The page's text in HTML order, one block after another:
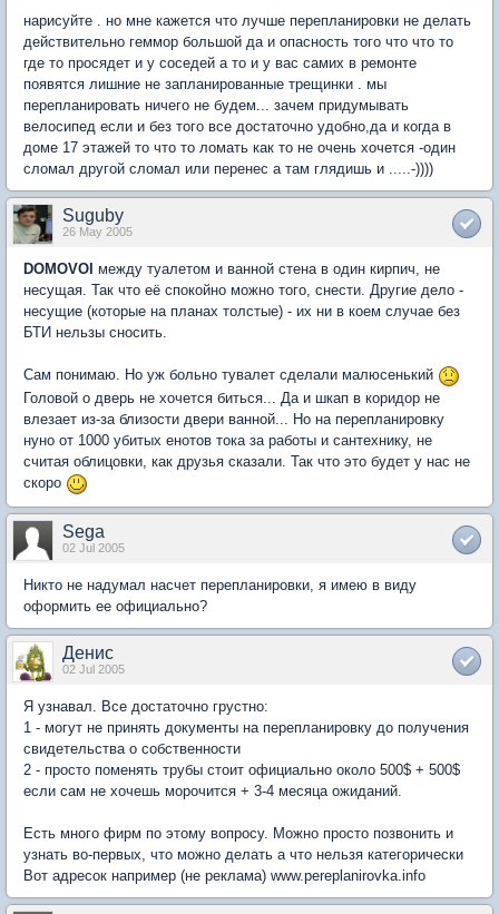
нарисуйте . но мне кажется что лучше перепланировки не делать
действительно геммор большой да и опасность того что что то
где то просядет и у соседей а то и у вас самих в ремонте
появятся лишние не запланированные трещинки . мы
перепланировать ничего не будем... зачем придумывать
велосипед если и без того все достаточно удобно,да и когда в
доме 17 этажей то что то ломать как то не очень хочется -один
сломал другой сломал или перенес а там глядишь и .....-))))
Suguby
26 May 2005
DOMOVOI между туалетом и ванной стена в один кирпич, не
несущая. Так что её спокойно можно того, снести. Другие дело -
несущие (которые на планах толстые) - их ни в коем случае без
БТИ нельзы сносить.
Сам понимаю. Но уж больно тувалет сделали малюсенький
Головой о дверь не хочется биться... Да и шкап в коридор не
влезает из-за близости двери ванной... Но на перепланировку
нуно от 1000 убитых енотов тока за работы и сантехнику, не
считая облицовки, как друзья сказали. Так что это будет у нас не
скоро
Sega
02 Jul 2005
Никто не надумал насчет перепланировки, я имею в виду
оформить ее официально?
Денис
02 Jul 2005
Я узнавал. Все достаточно грустно:
1 - могут не принять документы на перепланировку до получения
свидетельства о собственности
2 - просто поменять трубы стоит официально около 500$ + 500$
если сам не хочешь морочится + 3-4 месяца ожиданий.
Есть много фирм по этому вопросу. Можно просто позвонить и
узнать во-первых, что можно делать а что нельзя категорически
Вот адресок например (не реклама) www.pereplanirovka.info